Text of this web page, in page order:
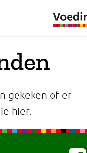
gekeken of er
hier.